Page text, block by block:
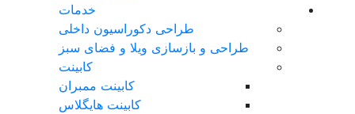
خدمات
طراحی دکوراسیون داخلی
طراحی و بازسازی ویلا و فضای سبز
کابینت
کابینت ممبران
کابینت هایگلاس